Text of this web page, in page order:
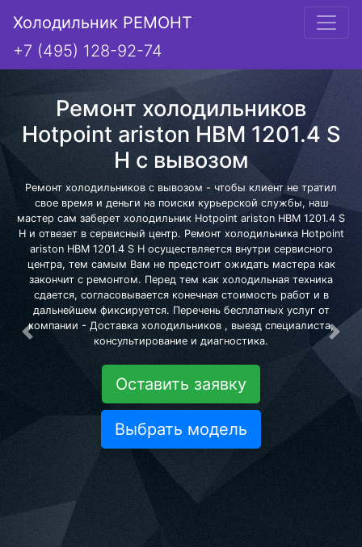
Холодильник РЕМОНТ
+7 (495) 128-92-74
Ремонт холодильников
Hotpoint ariston HBM 1201.4 S
H с вывозом
Ремонт холодильников с вывозом - чтобы клиент не тратил
свое время и деньги на поиски курьерской службы, наш
мастер сам заберет холодильник Hotpoint ariston HBM 1201.4 S
H и отвезет в сервисный центр. Ремонт холодильника Hotpoint
ariston HBM 1201.4 S H осуществляется внутри сервисного
центра, тем самым Вам не предстоит ожидать мастера как
закончит с ремонтом. Перед тем как холодильная техника
сдается, согласовывается конечная стоимость работ и в
дальнейшем фиксируется. Перечень бесплатных услуг от
компании - Доставка холодильников , выезд специалиста,
консультирование и диагностика.
Оставить заявку
Выбрать модель
Предыдущая